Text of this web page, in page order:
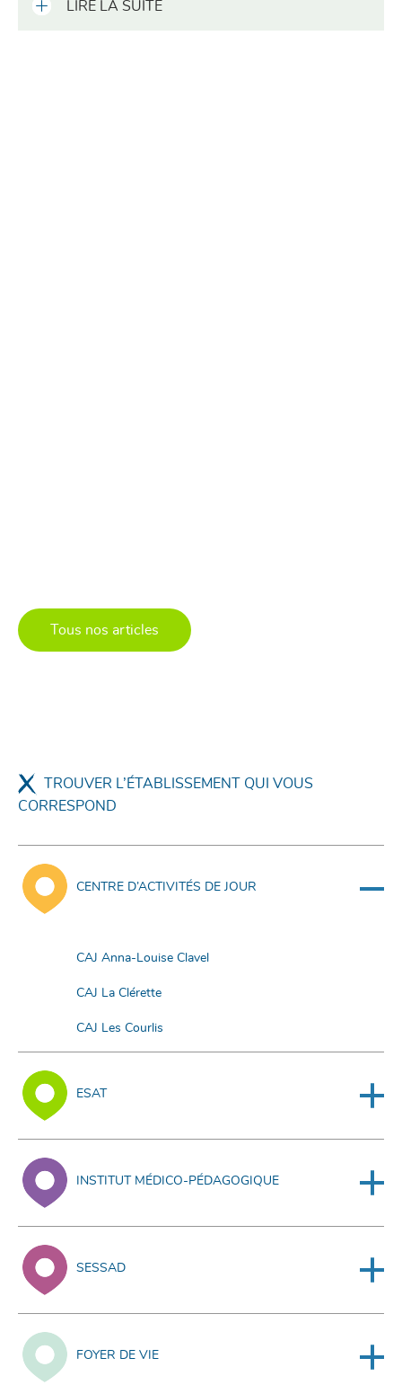
LIRE LA SUITE
Tous nos articles
TROUVER L’ÉTABLISSEMENT QUI VOUS
CORRESPOND
CENTRE D’ACTIVITÉS DE JOUR
CAJ Anna-Louise Clavel
CAJ La Clérette
CAJ Les Courlis
ESAT
INSTITUT MÉDICO-PÉDAGOGIQUE
SESSAD
FOYER DE VIE